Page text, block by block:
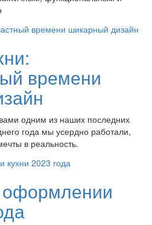
времени
одним из наших последних
года мы усердно работали,
в реальность.